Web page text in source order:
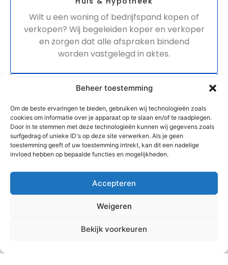
Beheer toestemming
Om de beste ervaringen te bieden, gebruiken wij technologieën zoals
cookies om informatie over je apparaat op te slaan en/of te raadplegen.
Door in te stemmen met deze technologieën kunnen wij gegevens zoals
surfgedrag of unieke ID's op deze site verwerken. Als je geen
toestemming geeft of uw toestemming intrekt, kan dit een nadelige
invloed hebben op bepaalde functies en mogelijkheden.
Accepteren
Weigeren
Bekijk voorkeuren
Wilt u een woning of bedrijfspand kopen of
verkopen? Wij begeleiden koper en verkoper
en zorgen dat alle afspraken bindend
worden vastgelegd in aktes.
(Levens)testament & Erfbelasting
U wordt een dagje ouder. Het is goed om na
te denken over hoe het "later" gaat. Wij
gebeleiden en informeren over uw
testament en evt. erfbelasting.